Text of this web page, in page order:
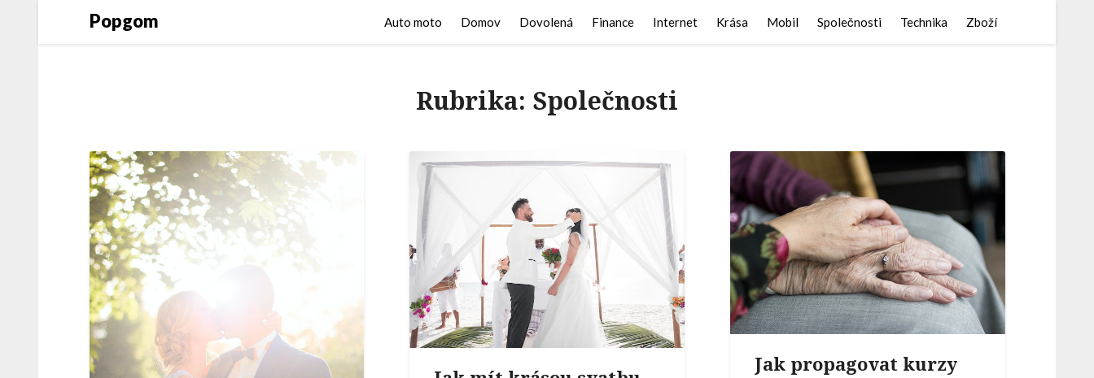
Popgom Auto moto Domov Dovolená Finance Internet Krása Mobil Společnosti Technika Zboží
Rubrika: Společnosti
Jak propagovat kurzy